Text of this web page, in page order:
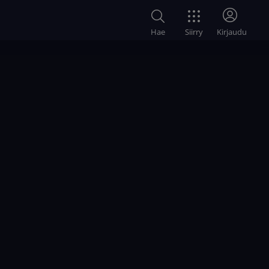
Hae Siirry Kirjaudu